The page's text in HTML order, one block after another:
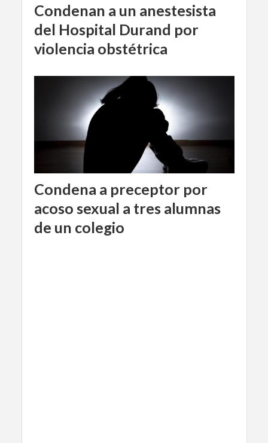
Condenan a un anestesista
del Hospital Durand por
violencia obstétrica
Condena a preceptor por
acoso sexual a tres alumnas
de un colegio